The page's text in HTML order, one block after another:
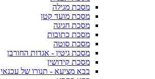
מסכת מגילה
מסכת מועד קטן
מסכת חגיגה
מסכת כתובות
מסכת סוטה
מסכת גיטין - אגדות החורבן
מסכת קידושין
בבא מציעא - תנורו של עכנאי